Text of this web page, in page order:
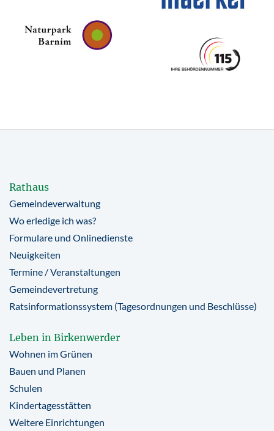
Rathaus
Gemeindeverwaltung
Wo erledige ich was?
Formulare und Onlinedienste
Neuigkeiten
Termine / Veranstaltungen
Gemeindevertretung
Ratsinformationssystem (Tagesordnungen und Beschlüsse)
Leben in Birkenwerder
Wohnen im Grünen
Bauen und Planen
Schulen
Kindertagesstätten
Weitere Einrichtungen